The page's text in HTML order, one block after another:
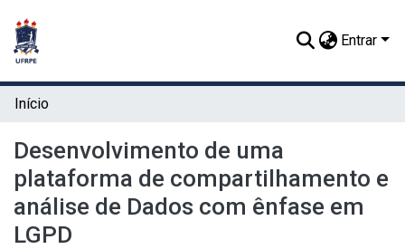
Entrar
Início
Desenvolvimento de uma
plataforma de compartilhamento e
análise de Dados com ênfase em
LGPD